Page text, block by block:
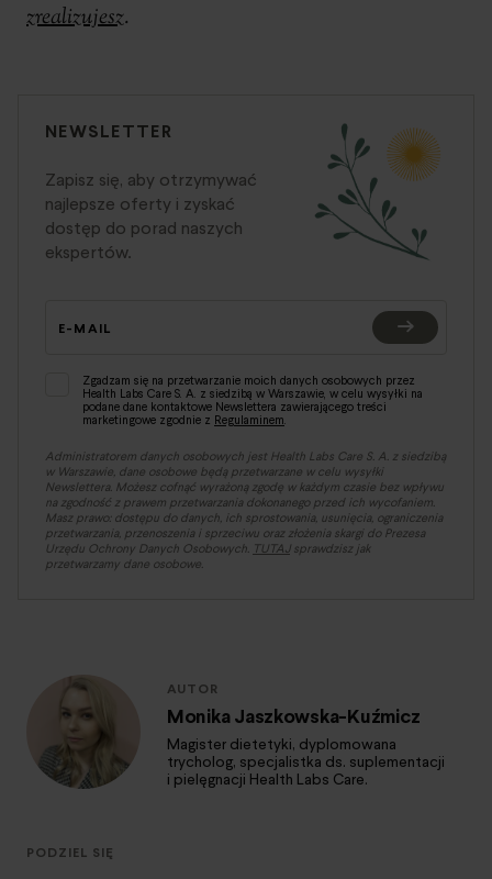
zrealizujesz.
NEWSLETTER
Zapisz się, aby otrzymywać
najlepsze oferty i zyskać
dostęp do porad naszych
ekspertów.
E-MAIL
Zgadzam się na przetwarzanie moich danych osobowych przez
Health Labs Care S. A. z siedzibą w Warszawie, w celu wysyłki na
podane dane kontaktowe Newslettera zawierającego treści
marketingowe zgodnie z Regulaminem.
Administratorem danych osobowych jest Health Labs Care S. A. z siedzibą
w Warszawie, dane osobowe będą przetwarzane w celu wysyłki
Newslettera. Możesz cofnąć wyrażoną zgodę w każdym czasie bez wpływu
na zgodność z prawem przetwarzania dokonanego przed ich wycofaniem.
Masz prawo: dostępu do danych, ich sprostowania, usunięcia, ograniczenia
przetwarzania, przenoszenia i sprzeciwu oraz złożenia skargi do Prezesa
Urzędu Ochrony Danych Osobowych. TUTAJsprawdzisz jak
przetwarzamy dane osobowe.
AUTOR
Monika Jaszkowska-Kuźmicz
Magister dietetyki, dyplomowana
trycholog, specjalistka ds. suplementacji
i pielęgnacji Health Labs Care.
PODZIEL SIĘ